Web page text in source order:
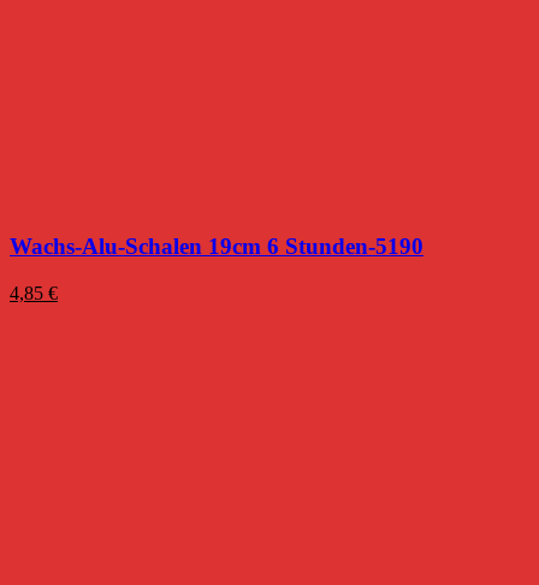
Wachs-Alu-Schalen 19cm 6 Stunden-5190
4,85 €